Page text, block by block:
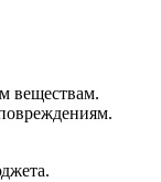
веществам.